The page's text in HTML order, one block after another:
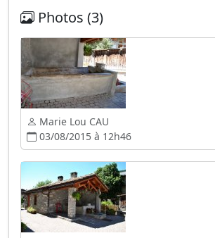
Photos (3)
Marie Lou CAU
03/08/2015 à 12h46